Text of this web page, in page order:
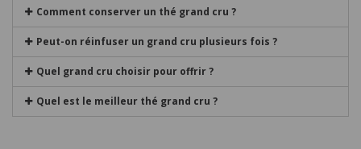
Comment conserver un thé grand cru ?
Peut-on réinfuser un grand cru plusieurs fois ?
Quel grand cru choisir pour offrir ?
Quel est le meilleur thé grand cru ?